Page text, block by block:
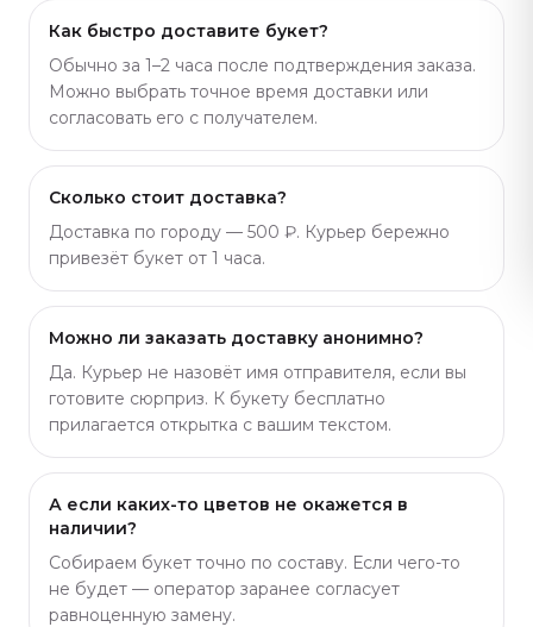
Как быстро доставите букет?
Обычно за 1–2 часа после подтверждения заказа.
Можно выбрать точное время доставки или
согласовать его с получателем.
Сколько стоит доставка?
Доставка по городу — 500 ₽. Курьер бережно
привезёт букет от 1 часа.
Можно ли заказать доставку анонимно?
Да. Курьер не назовёт имя отправителя, если вы
готовите сюрприз. К букету бесплатно
прилагается открытка с вашим текстом.
А если каких-то цветов не окажется в
наличии?
Собираем букет точно по составу. Если чего-то
не будет — оператор заранее согласует
равноценную замену.